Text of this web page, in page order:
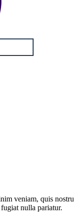
veniam, quis
nulla pariatur.